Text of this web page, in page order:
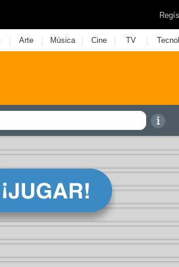
| Arte | Música | Cine | TV |